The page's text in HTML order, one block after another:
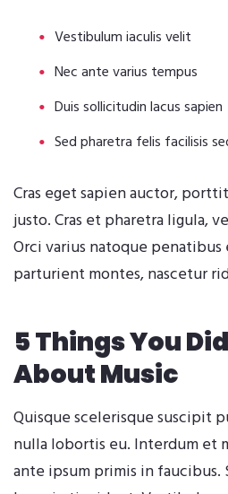
Vestibulum iaculis velit
Nec ante varius tempus
Duis sollicitudin lacus sapien
Sed pharetra felis facilisis
Cras eget sapien auctor,
justo. Cras et pharetra ligula,
Orci varius natoque penatibus
parturient montes, nascetur
5 Things You
About Music
Quisque scelerisque suscipit
nulla lobortis eu. Interdum et
ante ipsum primis in